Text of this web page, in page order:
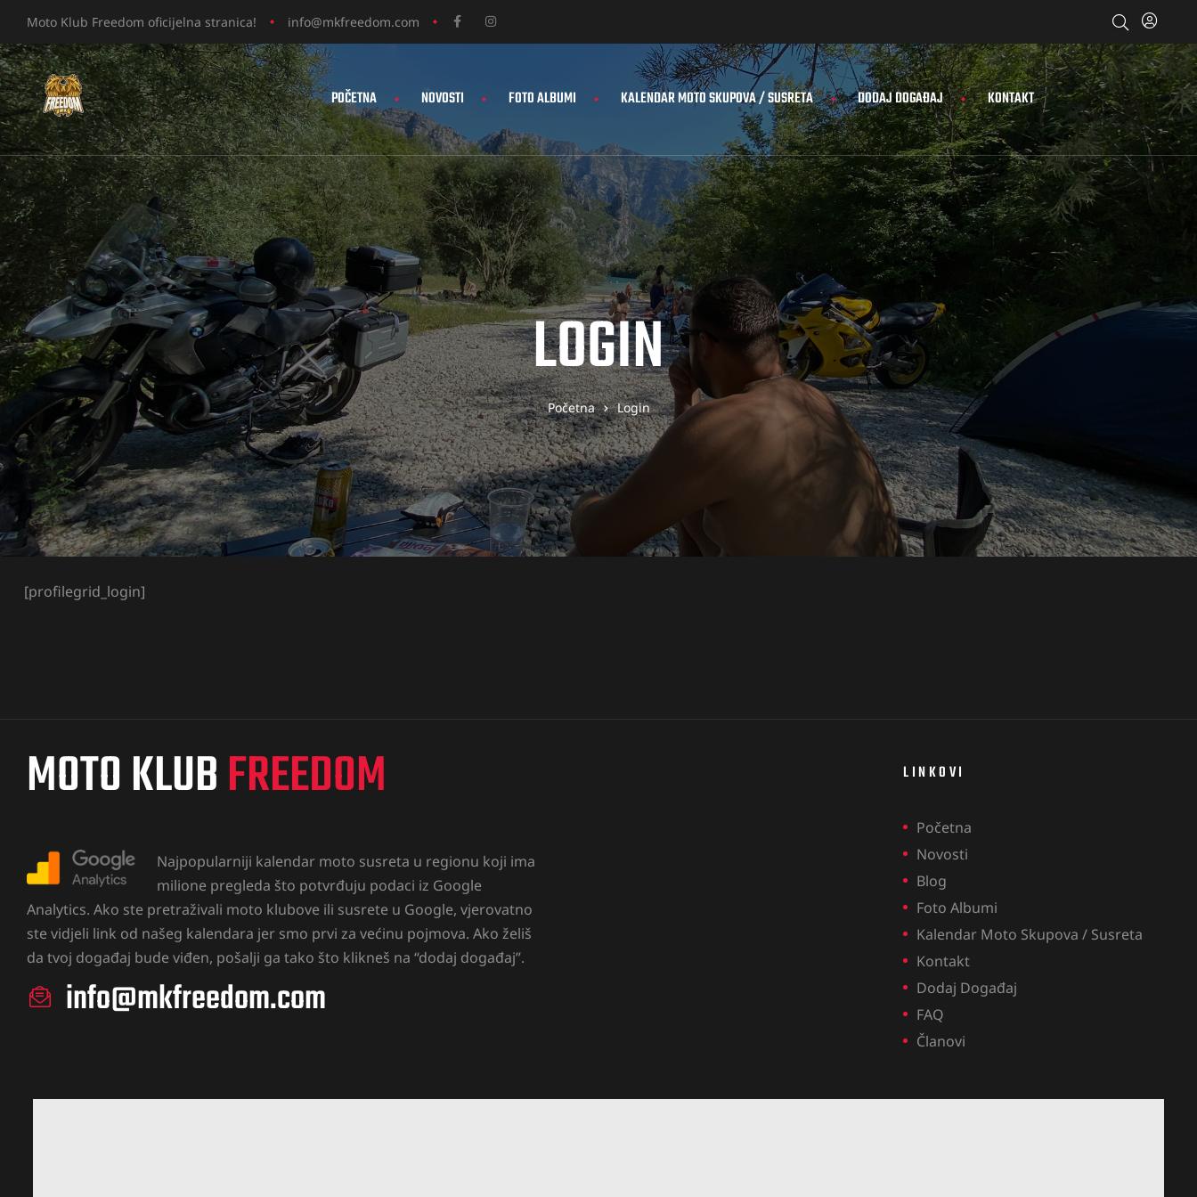
Moto Klub Freedom oficijelna stranica! info@mkfreedom.com
POČETNA NOVOSTI FOTO ALBUMI KALENDAR MOTO SKUPOVA / SUSRETA DODAJ DOGAĐAJ KONTAKT
LOGIN
Početna Login
[profilegrid_login]
MOTO KLUBFREEDOM
Najpopularniji kalendar moto susreta u regionu koji ima
milione pregleda što potvrđuju podaci iz Google
Analytics. Ako ste pretraživali moto klubove ili susrete u Google, vjerovatno
ste vidjeli link od našeg kalendara jer smo prvi za većinu pojmova. Ako želiš
da tvoj događaj bude viđen, pošalji ga tako što klikneš na “dodaj događaj”.
info@mkfreedom.com
LINKOVI
Početna
Novosti
Blog
Foto Albumi
Kalendar Moto Skupova / Susreta
Kontakt
Dodaj Događaj
FAQ
Članovi